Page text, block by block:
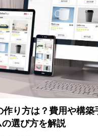
作り方は？費用や構築
の選び方を解説